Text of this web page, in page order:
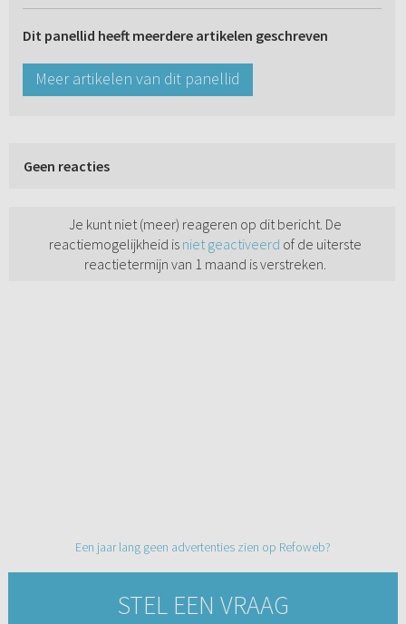
Dit panellid heeft meerdere artikelen geschreven
Meer artikelen van dit panellid
Geen reacties
Je kunt niet (meer) reageren op dit bericht. De
reactiemogelijkheid is niet geactiveerd of de uiterste
reactietermijn van 1 maand is verstreken.
Een jaar lang geen advertenties zien op Refoweb?
STEL EEN VRAAG